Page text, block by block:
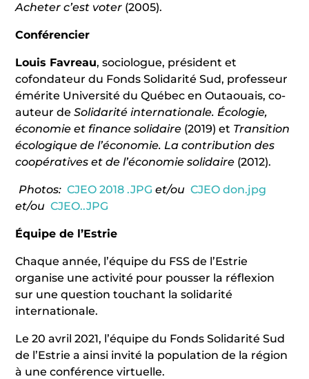
Acheter c’est voter (2005).
Conférencier
Louis Favreau, sociologue, président et
cofondateur du Fonds Solidarité Sud, professeur
émérite Université du Québec en Outaouais, co-
auteur deSolidarité internationale. Écologie,
économie et finance solidaire (2019) et Transition
écologique de l’économie. La contribution des
coopératives et de l’économie solidaire (2012).
Photos: CJEO 2018 .JPG et/ou CJEO don.jpg
et/ou CJEO..JPG
Équipe de l’Estrie
Chaque année, l’équipe du FSS de l’Estrie
organise une activité pour pousser la réflexion
sur une question touchant la solidarité
internationale.
Le 20 avril 2021, l’équipe du Fonds Solidarité Sud
de l’Estrie a ainsi invité la population de la région
à une conférence virtuelle.